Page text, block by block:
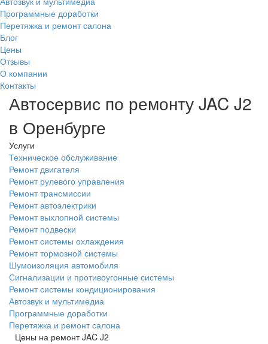
Программные доработки
Перетяжка и ремонт салона
Блог
Цены
Отзывы
О компании
Контакты
Автосервис по ремонту JAC J2
в Оренбурге
Услуги
Техническое обслуживание
Ремонт двигателя
Ремонт рулевого управления
Ремонт трансмиссии
Ремонт автоэлектрики
Ремонт выхлопной системы
Ремонт подвески
Ремонт системы охлаждения
Ремонт тормозной системы
Шумоизоляция автомобиля
Сигнализации и противоугонные системы
Ремонт системы кондиционирования
Автозвук и мультимедиа
Программные доработки
Перетяжка и ремонт салона
Цены на ремонт JAC J2